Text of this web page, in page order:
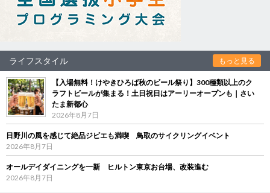
ライフスタイル もっと見る
【入場無料！けやきひろば秋のビール祭り】300種類以上のク
ラフトビールが集まる！土日祝日はアーリーオープンも｜さい
たま新都心
2026年8月7日
日野川の風を感じて絶品ジビエも満喫 鳥取のサイクリングイベント
2026年8月7日
オールデイダイニングを一新 ヒルトン東京お台場、改装進む
2026年8月7日